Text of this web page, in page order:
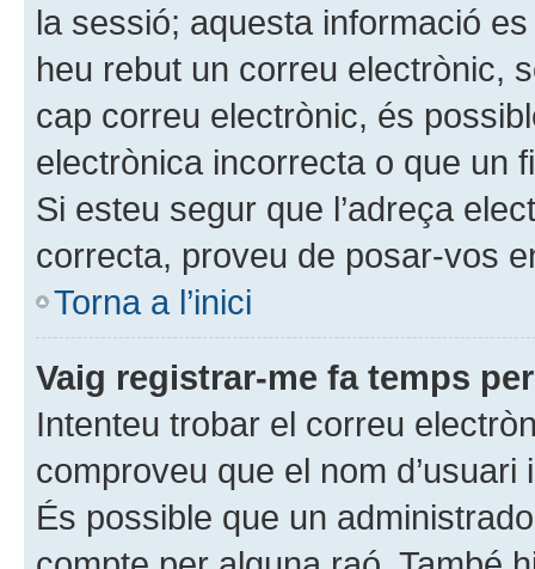
la sessió; aquesta informació
heu rebut un correu electrònic,
cap correu electrònic, és
electrònica incorrecta o que un
Si esteu segur que l’adreça
correcta, proveu de posar-vos
Torna a l’inici
Vaig registrar-me fa temps
Intenteu trobar el correu
comproveu que el nom
És possible que un